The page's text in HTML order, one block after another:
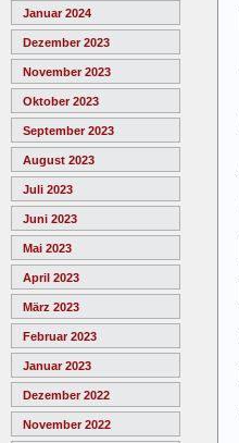
Januar 2024
Dezember 2023
November 2023
Oktober 2023
September 2023
August 2023
Juli 2023
Juni 2023
Mai 2023
April 2023
März 2023
Februar 2023
Januar 2023
Dezember 2022
November 2022